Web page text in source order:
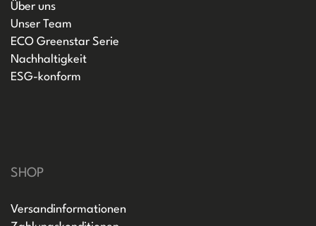
Über uns
Unser Team
ECO Greenstar Serie
Nachhaltigkeit
ESG-konform
SHOP
Versandinformationen